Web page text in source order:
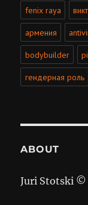
fenix raya
армения
bodybuilder
гендерная роль
ABOUT
Juri Stotski ©